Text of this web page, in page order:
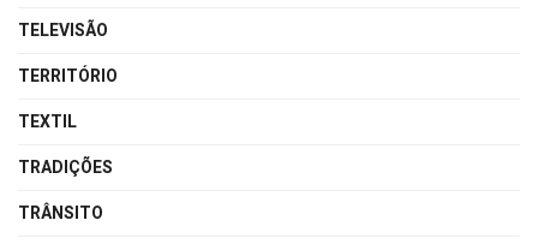
TELEVISÃO
TERRITÓRIO
TEXTIL
TRADIÇÕES
TRÂNSITO